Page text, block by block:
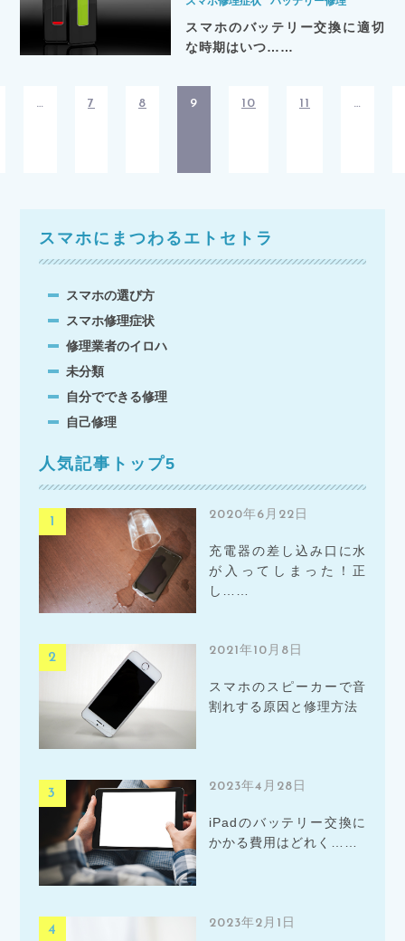
スマホのバッテリー交換に適切
な時期はいつ……
… 7 8 9 10 11 …
スマホにまつわるエトセトラ
スマホの選び方
スマホ修理症状
修理業者のイロハ
未分類
自分でできる修理
自己修理
人気記事トップ5
2020年6月22日
充電器の差し込み口に水
が入ってしまった！正
し……
2021年10月8日
スマホのスピーカーで音
割れする原因と修理方法
2023年4月28日
iPadのバッテリー交換に
かかる費用はどれく……
2023年2月1日